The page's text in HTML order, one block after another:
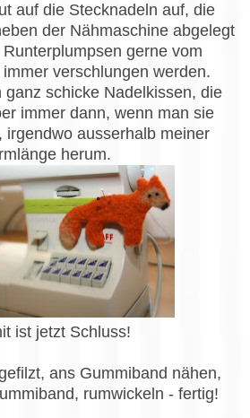
auf die Stecknadeln auf, die
der Nähmaschine abgelegt
gerne vom
verschlungen werden.
ganz schicke Nadelkissen, die
immer dann, wenn man sie
irgendwo ausserhalb meiner
herum.
ist jetzt Schluss!
ans Gummiband nähen,
rumwickeln - fertig!